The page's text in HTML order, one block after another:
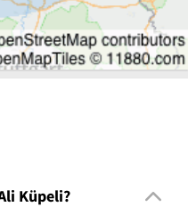
Küpeli?